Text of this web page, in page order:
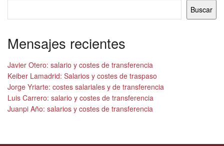
Buscar
Mensajes recientes
Javier Otero: salario y costes de transferencia
Keiber Lamadrid: Salarios y costes de traspaso
Jorge Yriarte: costes salariales y de transferencia
Luis Carrero: salario y costes de transferencia
Juanpi Año: salarios y costes de transferencia